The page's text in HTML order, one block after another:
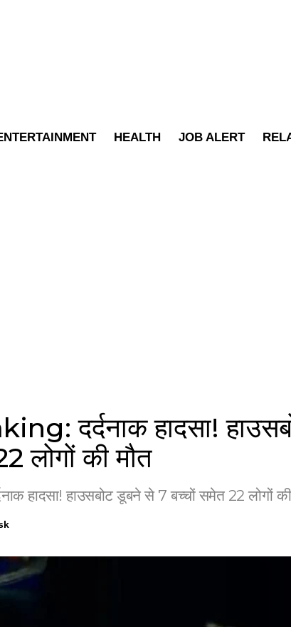
HEALTH JOB ALERT
दर्दनाक हादसा!
लोगों की मौत
हादसा! हाउसबोट डूबने से 7 बच्चों समेत 22 लोगों